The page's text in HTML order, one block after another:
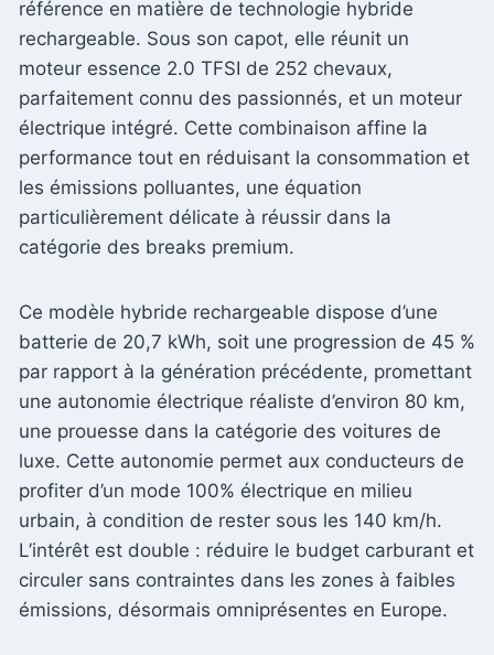
référence en matière de technologie hybride
rechargeable. Sous son capot, elle réunit un
moteur essence 2.0 TFSI de 252 chevaux,
parfaitement connu des passionnés, et un moteur
électrique intégré. Cette combinaison affine la
performance tout en réduisant la consommation et
les émissions polluantes, une équation
particulièrement délicate à réussir dans la
catégorie des breaks premium.
Ce modèle hybride rechargeable dispose d’une
batterie de 20,7 kWh, soit une progression de 45 %
par rapport à la génération précédente, promettant
une autonomie électrique réaliste d’environ 80 km,
une prouesse dans la catégorie des voitures de
luxe. Cette autonomie permet aux conducteurs de
profiter d’un mode 100% électrique en milieu
urbain, à condition de rester sous les 140 km/h.
L’intérêt est double : réduire le budget carburant et
circuler sans contraintes dans les zones à faibles
émissions, désormais omniprésentes en Europe.